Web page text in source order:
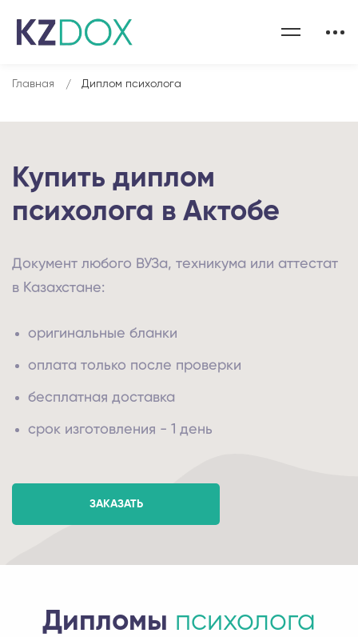
Главная Диплом психолога
Купить диплом
психолога в Актобе
Документ любого ВУЗа, техникума или аттестат
в Казахстане:
оригинальные бланки
оплата только после проверки
бесплатная доставка
срок изготовления - 1 день
ЗАКАЗАТЬ
Дипломы психолога